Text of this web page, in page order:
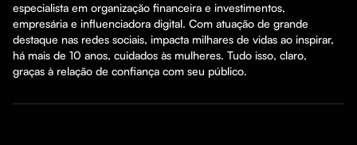
especialista em organização financeira e investimentos,
empresária e influenciadora digital. Com atuação de grande
destaque nas redes sociais, impacta milhares de vidas ao inspirar,
há mais de 10 anos, cuidados às mulheres. Tudo isso, claro,
graças à relação de confiança com seu público.